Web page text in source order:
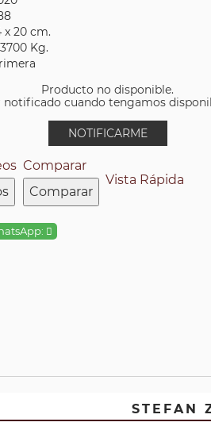
x 20 cm.
Kg.
Producto no disponible.
notificado cuando tengamos
NOTIFICARME
Comparar
Comparar
Vista Rápida
STEFAN